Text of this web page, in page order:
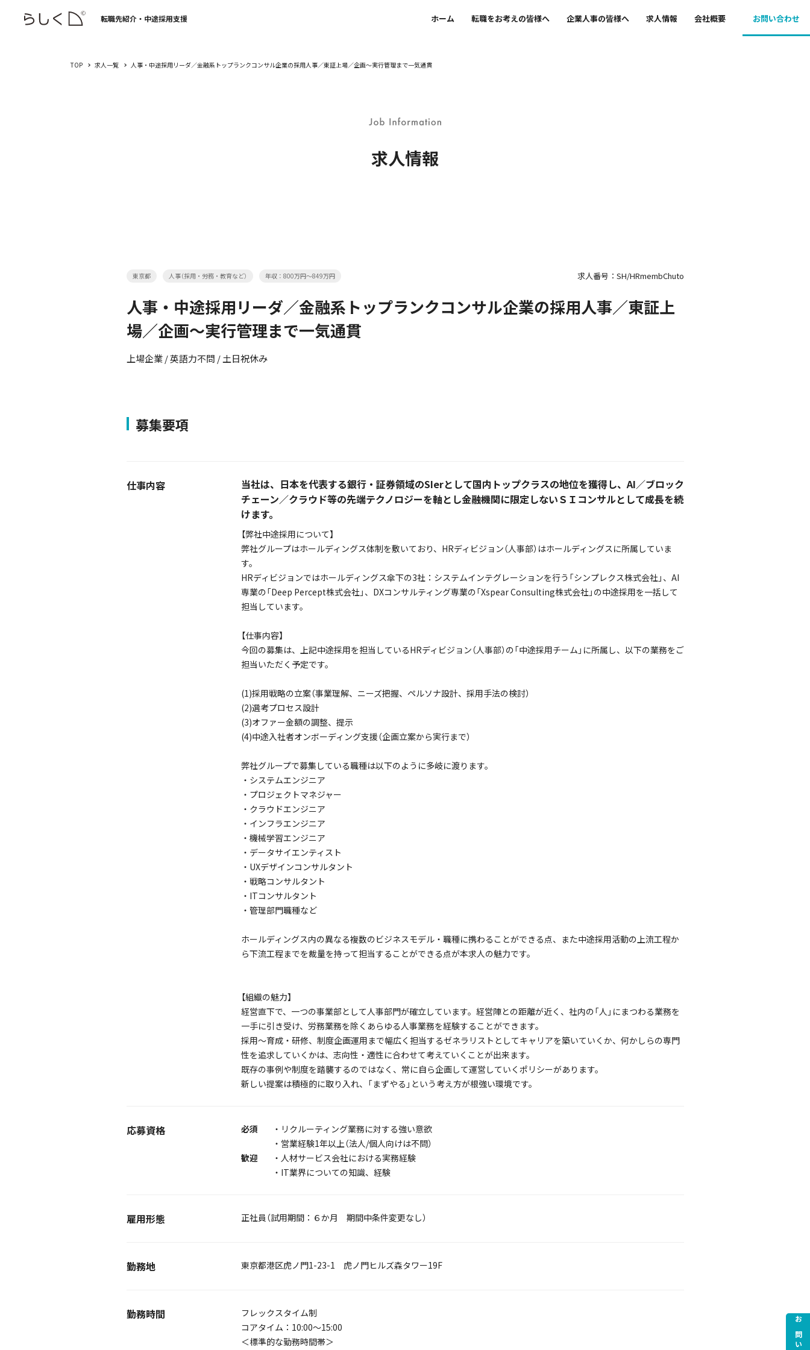
転職先紹介・中途採用支援 ホーム 会社概要
求人情報
転職をお考えの皆様へ 企業人事の皆様へ お問い合わせ
TOP 求人一覧 人事・中途採用リーダ／金融系トップランクコンサル企業の採用人事／東証上場／企画～実行管理まで一気通貫
求人情報
東京都 人事（採用・労務・教育など） 年収：800万円～849万円 求人番号：SH/HRmembChuto
人事・中途採用リーダ／金融系トップランクコンサル企業の採用人事／東証上
場／企画～実行管理まで一気通貫
上場企業 / 英語力不問 / 土日祝休み
募集要項
仕事内容
当社は、日本を代表する銀行・証券領域のSIerとして国内トップクラスの地位を獲得し、AI／ブロック
チェーン／クラウド等の先端テクノロジーを軸とし金融機関に限定しないＳＩコンサルとして成長を続
けます。
【弊社中途採用について】
弊社グループはホールディングス体制を敷いており、HRディビジョン（人事部）はホールディングスに所属していま
す。
HRディビジョンではホールディングス傘下の3社：システムインテグレーションを行う「シンプレクス株式会社」、AI
専業の「Deep Percept株式会社」、DXコンサルティング専業の「Xspear Consulting株式会社」の中途採用を一括して
担当しています。
【仕事内容】
今回の募集は、上記中途採用を担当しているHRディビジョン（人事部）の「中途採用チーム」に所属し、以下の業務をご
担当いただく予定です。
(1)採用戦略の立案（事業理解、ニーズ把握、ペルソナ設計、採用手法の検討）
(2)選考プロセス設計
(3)オファー金額の調整、提示
(4)中途入社者オンボーディング支援（企画立案から実行まで）
弊社グループで募集している職種は以下のように多岐に渡ります。
・システムエンジニア
・プロジェクトマネジャー
・クラウドエンジニア
・インフラエンジニア
・機械学習エンジニア
・データサイエンティスト
・UXデザインコンサルタント
・戦略コンサルタント
・ITコンサルタント
・管理部門職種など
ホールディングス内の異なる複数のビジネスモデル・職種に携わることができる点、また中途採用活動の上流工程か
ら下流工程までを裁量を持って担当することができる点が本求人の魅力です。
【組織の魅力】
経営直下で、一つの事業部として人事部門が確立しています。経営陣との距離が近く、社内の「人」にまつわる業務を
一手に引き受け、労務業務を除くあらゆる人事業務を経験することができます。
採用～育成・研修、制度企画運用まで幅広く担当するゼネラリストとしてキャリアを築いていくか、何かしらの専門
性を追求していくかは、志向性・適性に合わせて考えていくことが出来ます。
既存の事例や制度を踏襲するのではなく、常に自ら企画して運営していくポリシーがあります。
新しい提案は積極的に取り入れ、「まずやる」という考え方が根強い環境です。
応募資格 必須
・リクルーティング業務に対する強い意欲
・営業経験1年以上（法人/個人向けは不問）
歓迎
・人材サービス会社における実務経験
・IT業界についての知識、経験
雇用形態 正社員（試用期間：６か月 期間中条件変更なし）
勤務地 東京都港区虎ノ門1-23-1 虎ノ門ヒルズ森タワー19F
勤務時間
フレックスタイム制
コアタイム：10:00～15:00
＜標準的な勤務時間帯＞